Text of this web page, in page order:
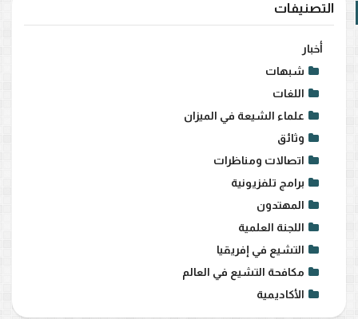
التصنيفات
أخبار
شبهات
اللغات
علماء الشيعة في الميزان
وثائق
اتصالات ومناظرات
برامج تلفزيونية
المهتدون
اللجنة العلمية
التشيع في إفريقيا
مكافحة التشيع في العالم
الأكاديمية